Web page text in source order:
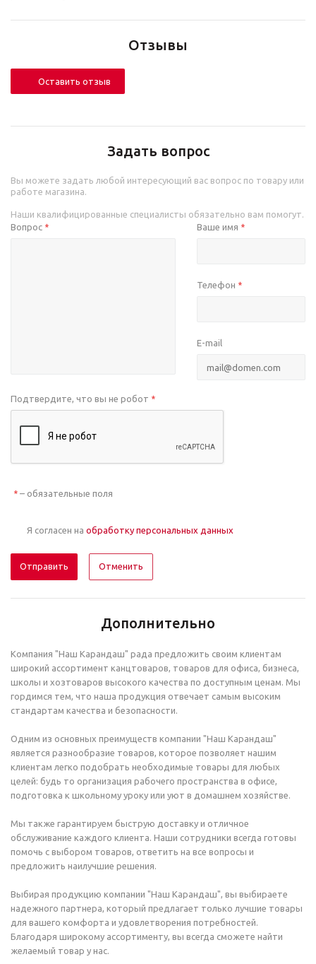
Отзывы
Оставить отзыв
Задать вопрос
Вы можете задать любой интересующий вас вопрос по товару или
работе магазина.
Наши квалифицированные специалисты обязательно вам помогут.
Вопрос * Ваше имя *
Телефон *
E-mail
Подтвердите, что вы не робот *
* – обязательные поля
Я согласен на обработку персональных данных
Отменить
Дополнительно
Компания "Наш Карандаш" рада предложить своим клиентам
широкий ассортимент канцтоваров, товаров для офиса, бизнеса,
школы и хозтоваров высокого качества по доступным ценам. Мы
гордимся тем, что наша продукция отвечает самым высоким
стандартам качества и безопасности.
Одним из основных преимуществ компании "Наш Карандаш"
является разнообразие товаров, которое позволяет нашим
клиентам легко подобрать необходимые товары для любых
целей: будь то организация рабочего пространства в офисе,
подготовка к школьному уроку или уют в домашнем хозяйстве.
Мы также гарантируем быструю доставку и отличное
обслуживание каждого клиента. Наши сотрудники всегда готовы
помочь с выбором товаров, ответить на все вопросы и
предложить наилучшие решения.
Выбирая продукцию компании "Наш Карандаш", вы выбираете
надежного партнера, который предлагает только лучшие товары
для вашего комфорта и удовлетворения потребностей.
Благодаря широкому ассортименту, вы всегда сможете найти
желаемый товар у нас.